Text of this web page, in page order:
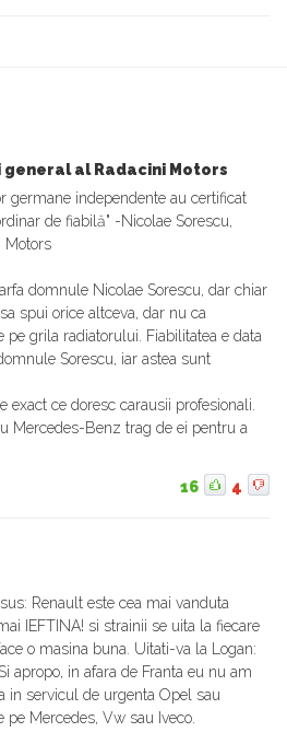
al Radacini Motors
germane independente au certificat
de fiabilă" -Nicolae Sorescu,
Motors
domnule Nicolae Sorescu, dar chiar
spui orice altceva, dar nu ca
pe grila radiatorului. Fiabilitatea e data
Sorescu, iar astea sunt
exact ce doresc carausii profesionali.
Mercedes-Benz trag de ei pentru a
16 4
Renault este cea mai vanduta
IEFTINA! si strainii se uita la fiecare
o masina buna. Uitati-va la Logan:
apropo, in afara de Franta eu nu am
in servicul de urgenta Opel sau
pe Mercedes, Vw sau Iveco.